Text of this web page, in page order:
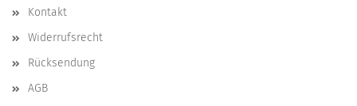
Kontakt
Widerrufsrecht
Rücksendung
AGB